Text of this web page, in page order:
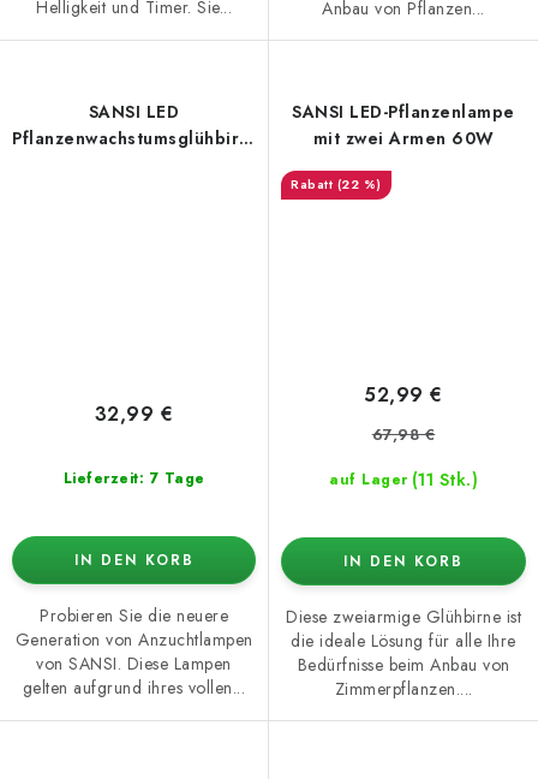
Helligkeit und Timer. Sie...
Anbau von Pflanzen...
SANSI LED
Pflanzenwachstumsglühbirne
Lieferzeit: 7 Tage
32,99 €
IN DEN KORB
Probieren Sie die neuere
Generation von Anzuchtlampen
von SANSI. Diese Lampen
gelten aufgrund ihres vollen...
SANSI LED-Pflanzenlampe
mit zwei Armen 60W
(22 %)
auf Lager (11 Stk.)
52,99 €
67,98 €
IN DEN KORB
Diese zweiarmige Glühbirne ist
die ideale Lösung für alle Ihre
Bedürfnisse beim Anbau von
Zimmerpflanzen....